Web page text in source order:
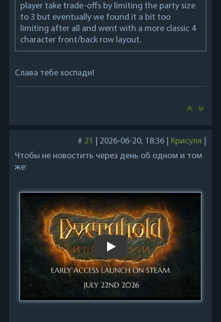
player take trade-offs by limiting the party size
to 3 but eventually we found it a bit too
limiting after all and went with a more classic 4
character front/back row layout.
Слава тебе хоспади!
# 21 2026-06-20, 18:36 Крисуля
Чтобы не новостить через день об одном и том
же:
Play